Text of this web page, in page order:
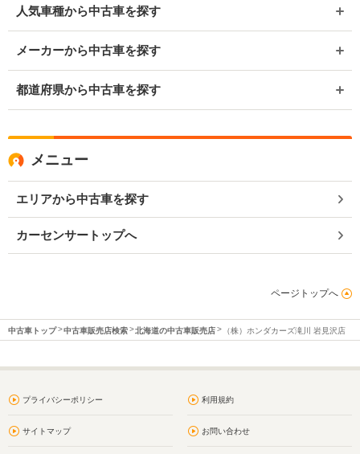
人気車種から中古車を探す
メーカーから中古車を探す
都道府県から中古車を探す
メニュー
エリアから中古車を探す
カーセンサートップへ
ページトップへ
中古車トップ 中古車販売店検索 北海道の中古車販売店 （株）ホンダカーズ滝川 岩見沢店
プライバシーポリシー 利用規約
サイトマップ お問い合わせ